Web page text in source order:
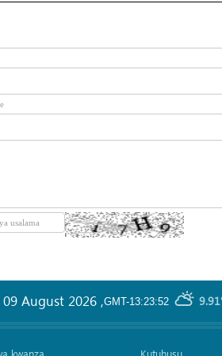
GMT-13:23:52
09 August 2026 ,
kwanza Kutuhusu